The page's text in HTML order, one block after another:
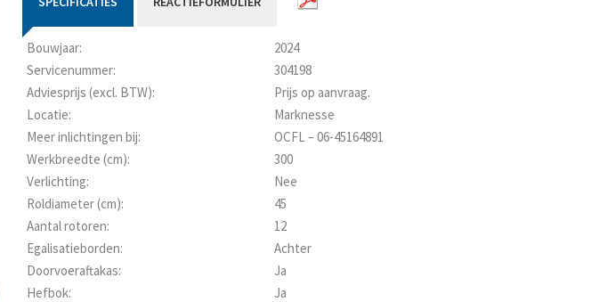
Bouwjaar:
2024
Servicenummer:
304198
Adviesprijs (excl. BTW):
Prijs op aanvraag.
Locatie:
Marknesse
Meer inlichtingen bij:
OCFL – 06-45164891
Werkbreedte (cm):
300
Verlichting:
Nee
Roldiameter (cm):
45
Aantal rotoren:
12
Egalisatieborden:
Achter
Doorvoeraftakas:
Ja
Hefbok:
Ja